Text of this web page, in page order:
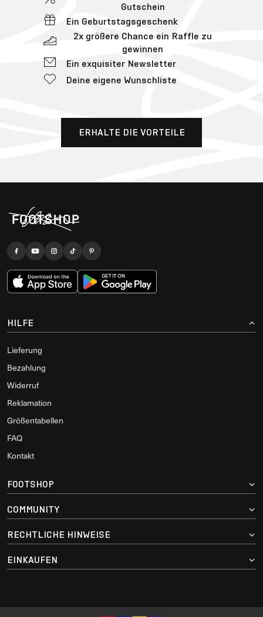
Gutschein
Ein Geburtstagsgeschenk
2x größere Chance ein Raffle zu
gewinnen
Ein exquisiter Newsletter
Deine eigene Wunschliste
ERHALTE DIE VORTEILE
HILFE
Lieferung
Bezahlung
Widerruf
Reklamation
Größentabellen
FAQ
Kontakt
FOOTSHOP
COMMUNITY
RECHTLICHE HINWEISE
EINKAUFEN